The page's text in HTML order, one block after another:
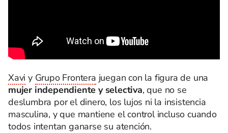
Xavi y Grupo Frontera juegan con la figura de una
mujer independiente y selectiva, que no se
deslumbra por el dinero, los lujos ni la insistencia
masculina, y que mantiene el control incluso cuando
todos intentan ganarse su atención.